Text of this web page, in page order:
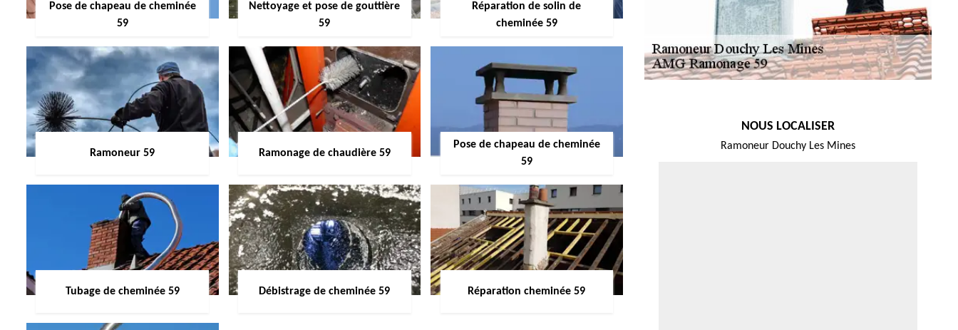
Pose de chapeau de cheminée
59
Nettoyage et pose de gouttière
59
Réparation de solin de
cheminée 59
Ramoneur 59 Ramonage de chaudière 59
Pose de chapeau de cheminée
59
Tubage de cheminée 59 Débistrage de cheminée 59 Réparation cheminée 59
NOUS LOCALISER
Ramoneur Douchy Les Mines